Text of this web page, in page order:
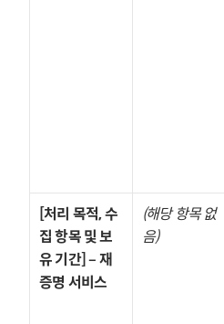
[처리 목적, 수
집 항목 및 보
유 기간] – 재
증명 서비스
(해당 항목 없
음)